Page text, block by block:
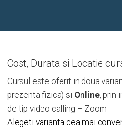
Cost, Durata si Locatie
Cursul este oferit in doua
prezenta fizica) si Online, prin
de tip video calling – Zoom
Alegeti varianta cea mai